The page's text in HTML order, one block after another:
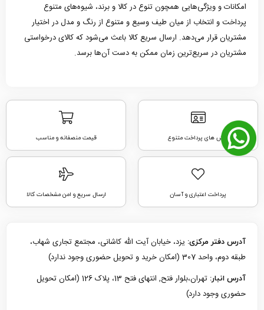
امکانات و ویژگی‌هایی همچون تنوع در کالا و برند، شیوه‌های متنوع
پرداخت و انتخاب از میان طیف وسیع و متنوع از رنگ و مدل در اختیار
مشتریان قرار می‌دهد. ارسال سریع کالا باعث می‌شود که کالای درخواستی
مشتریان در سریع‌ترین زمان ممکن به دست آن‌ها برسد.
روش های پرداخت متنوع قیمت منصفانه و مناسب
پرداخت اعتباری و آسان ارسال سریع و امن مشخصات کالا
آدرس دفتر مرکزی: یزد، خیابان آیت الله کاشانی، مجتمع تجاری شهاب،
طبقه دوم، واحد 307 (امکان خرید و تحویل حضوری وجود ندارد)
آدرس انبار:
تهران،بلوار فتح, انتهای فتح 13، پلاک 126 (امکان تحویل
حضوری وجود دارد)